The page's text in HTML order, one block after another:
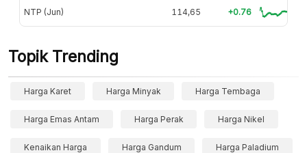
NTP (Jun) 114,65 +0.76
Topik Trending
Harga Karet Harga Minyak Harga Tembaga
Harga Emas Antam Harga Perak Harga Nikel
Kenaikan Harga Harga Gandum Harga Paladium